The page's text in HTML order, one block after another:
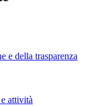
e della trasparenza
attività